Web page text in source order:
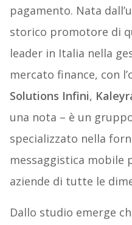
pagamento. Nata
storico promotore di
leader in Italia nella
mercato finance, con
Solutions Infini,
una nota – è un
specializzato nella
messaggistica mobile
aziende di tutte le
Dallo studio emerge